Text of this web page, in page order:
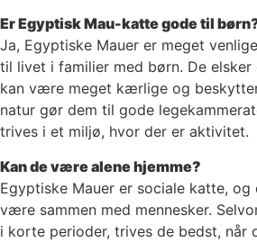
Er Egyptisk Mau-katte gode til
Ja, Egyptiske Mauer er meget
til livet i familier med børn. De
kan være meget kærlige og
natur gør dem til gode
trives i et miljø, hvor der er aktivitet.
Kan de være alene hjemme?
Egyptiske Mauer er sociale katte,
være sammen med mennesker.
i korte perioder, trives de bedst, når